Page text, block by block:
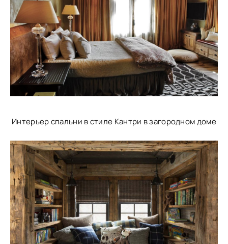
Интерьер спальни в стиле Кантри в загородном доме